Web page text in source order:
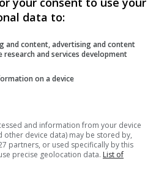
в доповіді.
чоловічого думки
в 2017 році.
посилюють свою
однієї з ними статі, тоді як
data to:
and content, advertising and content
research and services development
on a device
and information from your device
other device data) may be stored by,
partners, or used specifically by this
precise geolocation data. List of